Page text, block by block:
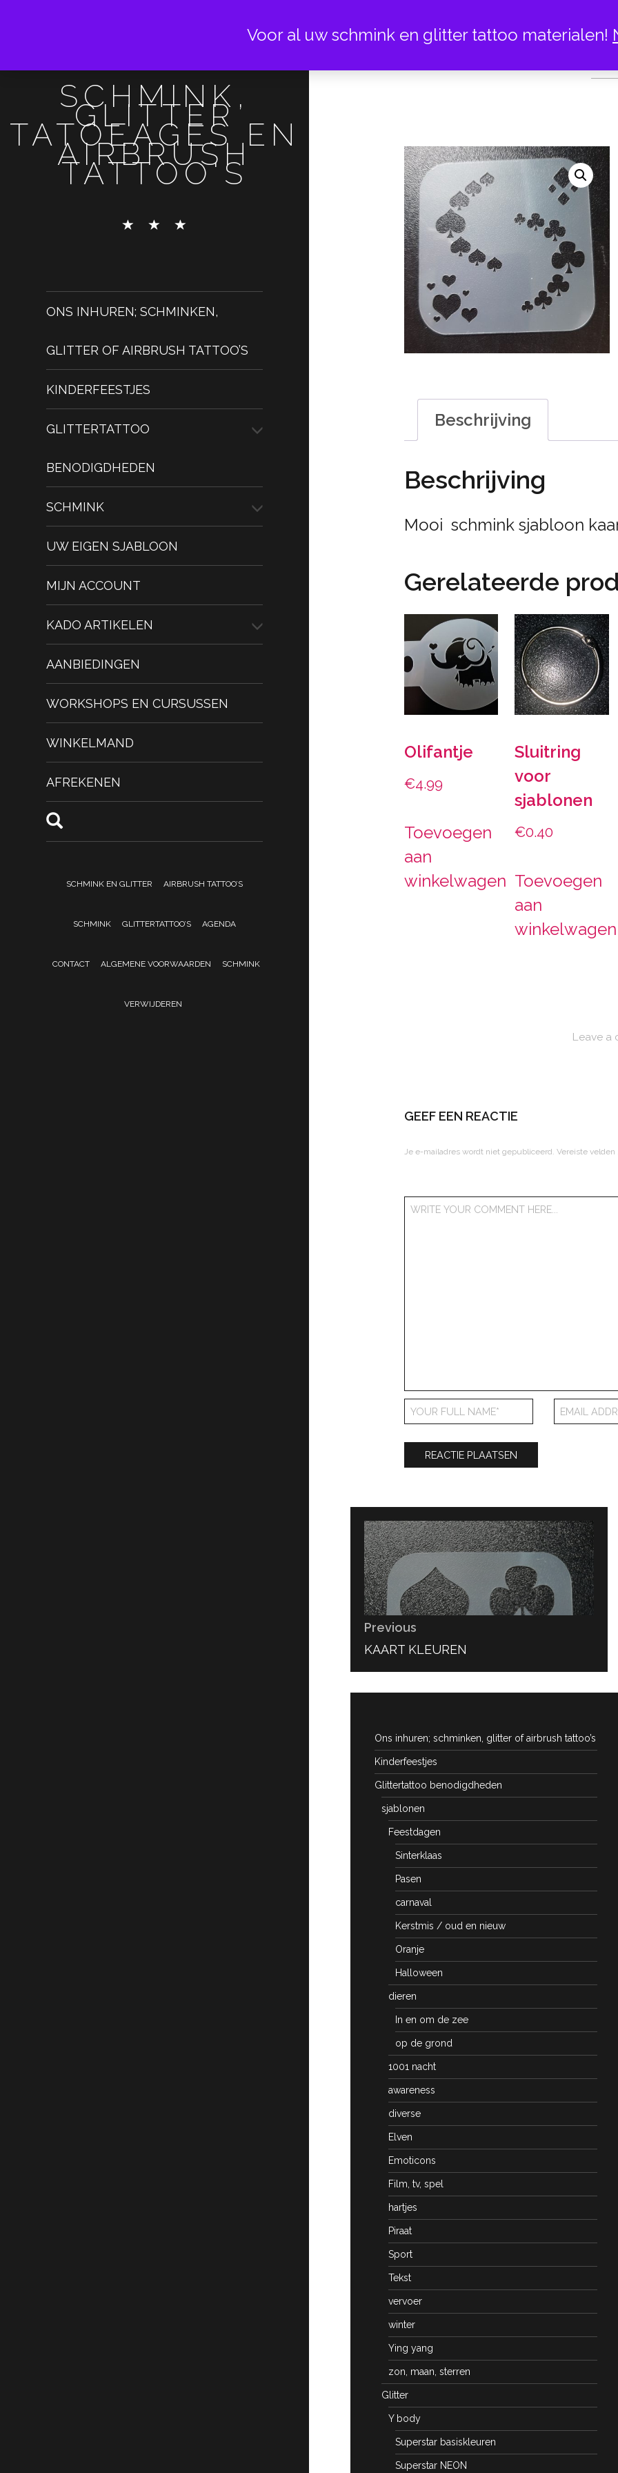
SCHMINK,
GLITTER
TATOEAGES EN
AIRBRUSH
TATTOO'S
ONS INHUREN; SCHMINKEN,
GLITTER OF AIRBRUSH TATTOO’S
KINDERFEESTJES
GLITTERTATTOO
BENODIGDHEDEN
SCHMINK
UW EIGEN SJABLOON
MIJN ACCOUNT
KADO ARTIKELEN
AANBIEDINGEN
WORKSHOPS EN CURSUSSEN
WINKELMAND
AFREKENEN
SCHMINK EN GLITTER AIRBRUSH TATTOO’S
SCHMINK GLITTERTATTOO’S AGENDA
CONTACT ALGEMENE VOORWAARDEN SCHMINK
VERWIJDEREN
KAART
Beschrijving
Beschrijving
Mooi schmink sjabloon
Gerelateerde
Olifantje
€4.99
Toevoegen
aan
winkelwagen
Sluitring
voor
sjablonen
€0.40
Toevoegen
aan
winkelwagen
Leave a
GEEF EEN REACTIE
Je e-mailadres wordt niet gepubliceerd. Vereiste
Bericht
navigatie
Previous
PREVIOUS
KAART KLEUREN
Ons inhuren; schminken, glitter of airbrush tattoo’s
Kinderfeestjes
Glittertattoo benodigdheden
sjablonen
Feestdagen
Sinterklaas
Pasen
carnaval
Kerstmis / oud en nieuw
Oranje
Halloween
dieren
In en om de zee
op de grond
1001 nacht
awareness
diverse
Elven
Emoticons
Film, tv, spel
hartjes
Piraat
Sport
Tekst
vervoer
winter
Ying yang
zon, maan, sterren
Glitter
Y body
Superstar basiskleuren
Superstar NEON
Voor al uw schmink en glitter tattoo materialen!